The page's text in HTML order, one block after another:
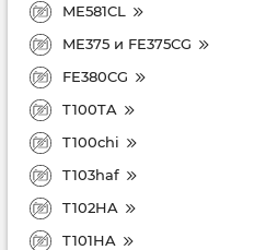
ME581CL
ME375 и FE375CG
FE380CG
T100TA
T100chi
T103haf
T102HA
T101HA